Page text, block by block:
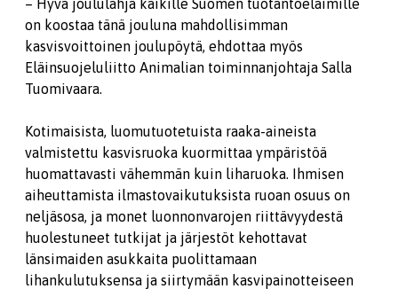
– Hyvä joululahja kaikille Suomen tuotantoeläimille
on koostaa tänä jouluna mahdollisimman
kasvisvoittoinen joulupöytä, ehdottaa myös
Eläinsuojeluliitto Animalian toiminnanjohtaja Salla
Tuomivaara.
Kotimaisista, luomutuotetuista raaka-aineista
valmistettu kasvisruoka kuormittaa ympäristöä
huomattavasti vähemmän kuin liharuoka. Ihmisen
aiheuttamista ilmastovaikutuksista ruoan osuus on
neljäsosa, ja monet luonnonvarojen riittävyydestä
huolestuneet tutkijat ja järjestöt kehottavat
länsimaiden asukkaita puolittamaan
lihankulutuksensa ja siirtymään kasvipainotteiseen